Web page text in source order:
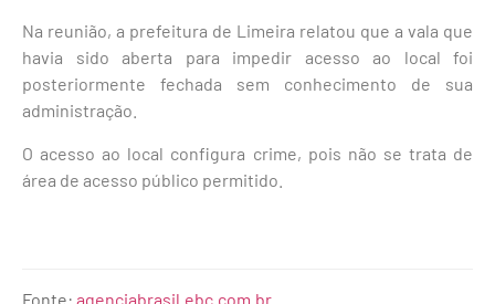
Na reunião, a prefeitura de Limeira relatou que a vala que
havia sido aberta para impedir acesso ao local foi
posteriormente fechada sem conhecimento de sua
administração.
O acesso ao local configura crime, pois não se trata de
área de acesso público permitido.
Fonte: agenciabrasil.ebc.com.br